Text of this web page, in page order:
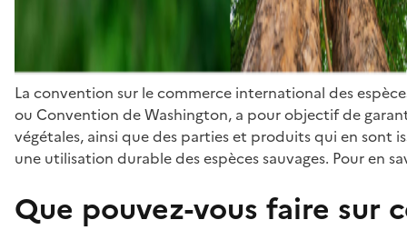
La convention sur le commerce international des
ou Convention de Washington, a pour objectif de
végétales, ainsi que des parties et produits qui en sont
une utilisation durable des espèces sauvages. Pour en
Que pouvez-vous faire sur